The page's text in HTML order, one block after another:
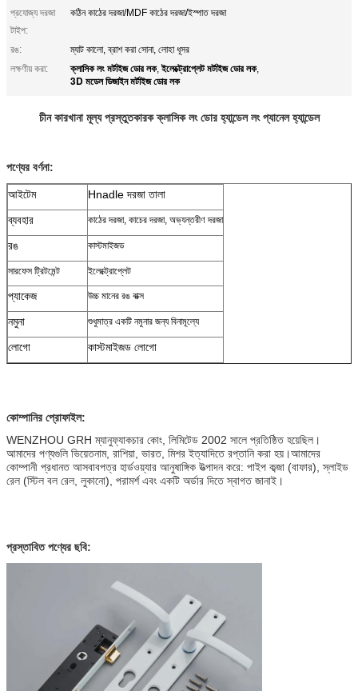
প্রযোজ্য দরজা
টাইপ:
কঠিন কাঠের দরজা/MDF কাঠের দরজা/ইস্পাত দরজা
রঙ:
ম্যাট কালো, ব্রাশ করা সোনা, লোহা ধূসর
লক্ষণীয় করা:
ক্লাসিক লং মর্টাইজ ডোর লক, ইলেক্ট্রোপ্লেট মর্টাইজ ডোর লক,
3D মডেল ডিজাইন মর্টাইজ ডোর লক
চীন কারখানা মূল্য প্রস্তুতকারক ক্লাসিক লং ডোর হ্যান্ডেল লং প্যানেল হ্যান্ডেল
পণ্যের বর্ণনা:
আইটেম
Hnadle দরজা তালা
ব্যবহার
কাঠের দরজা, কাচের দরজা, অভ্যন্তরীণ দরজা
রঙ কাস্টমাইজড
সারফেস ট্রিটমেন্ট ইলেক্ট্রোপ্লেট
প্যাকেজ উচ্চ মানের রঙ বাক্স
নমুনা শুধুমাত্র একটি নমুনার জন্য বিনামূল্যে
লোগো কাস্টমাইজড লোগো
কোম্পানির প্রোফাইল:
WENZHOU GRH ম্যানুফ্যাকচার কোং, লিমিটেড 2002 সালে প্রতিষ্ঠিত হয়েছিল।
আমাদের পণ্যগুলি ভিয়েতনাম, রাশিয়া, ভারত, মিশর ইত্যাদিতে রপ্তানি করা হয়।আমাদের
কোম্পানী প্রধানত আসবাবপত্র হার্ডওয়্যার আনুষাঙ্গিক উত্পাদন করে: পাইপ কব্জা (বাফার), স্লাইড
রেল (স্টিল বল রেল, লুকানো), পরামর্শ এবং একটি অর্ডার দিতে স্বাগত জানাই।
প্রস্তাবিত পণ্যের ছবি: